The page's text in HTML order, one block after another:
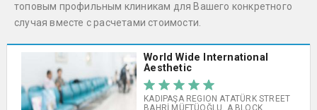
топовым профильным клиникам для Вашего конкретного
случая вместе с расчетами стоимости.
World Wide International
Aesthetic
KADIPAŞA REGION ATATÜRK STREET